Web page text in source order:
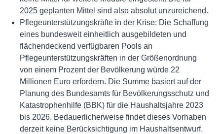
2025 geplanten Mittel sind also absolut unzureichend.
Pflegeunterstützungskräfte in der Krise: Die Schaffung
eines bundesweit einheitlich ausgebildeten und
flächendeckend verfügbaren Pools an
Pflegeunterstützungskräften in der Größenordnung
von einem Prozent der Bevölkerung würde 22
Millionen Euro erfordern. Die Summe basiert auf der
Planung des Bundesamts für Bevölkerungsschutz und
Katastrophenhilfe (BBK) für die Haushaltsjahre 2023
bis 2026. Bedauerlicherweise findet dieses Vorhaben
derzeit keine Berücksichtigung im Haushaltsentwurf.